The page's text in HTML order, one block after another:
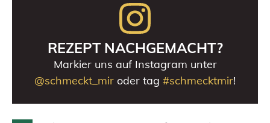
REZEPT NACHGEMACHT?
Markier uns auf Instagram unter
@schmeckt_mir oder tag #schmecktmir!